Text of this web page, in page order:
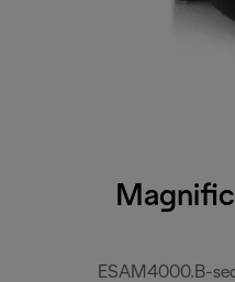
ESAM4000.B-